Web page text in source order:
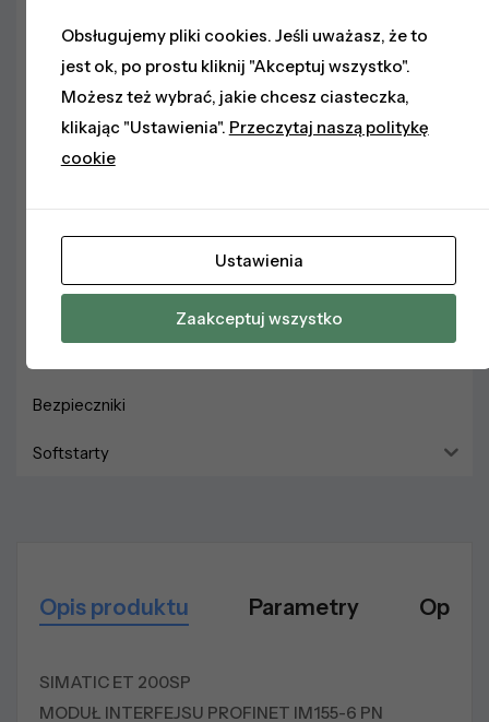
ET 200MP
Oprogramowanie
Falowniki
Bezpieczniki
Softstarty
Opis produktu Parametry
SIMATIC ET 200SP
MODUŁ INTERFEJSU PROFINET IM155-6 PN
Obsługujemy pliki cookies. Jeśli uważasz, że to
jest ok, po prostu kliknij "Akceptuj wszystko".
Możesz też wybrać, jakie chcesz ciasteczka,
klikając "Ustawienia". Przeczytaj naszą politykę
cookie
Ustawienia
Zaakceptuj wszystko